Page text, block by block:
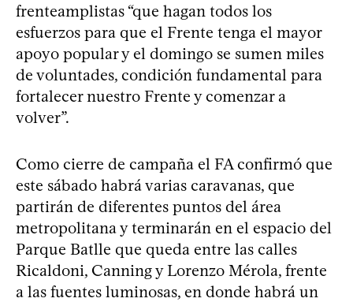
frenteamplistas “que hagan todos los
esfuerzos para que el Frente tenga el mayor
apoyo popular y el domingo se sumen miles
de voluntades, condición fundamental para
fortalecer nuestro Frente y comenzar a
volver”.
Como cierre de campaña el FA confirmó que
este sábado habrá varias caravanas, que
partirán de diferentes puntos del área
metropolitana y terminarán en el espacio del
Parque Batlle que queda entre las calles
Ricaldoni, Canning y Lorenzo Mérola, frente
a las fuentes luminosas, en donde habrá un